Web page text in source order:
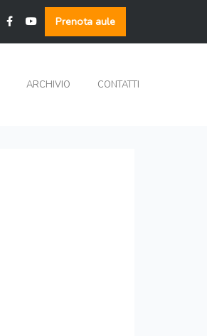
Prenota aule
ARCHIVIO CONTATTI